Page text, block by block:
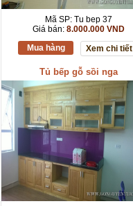
Mã SP: Tu bep 37
Giá bán: 8.000.000 VND
Mua hàng
Xem chi tiết
Tủ bếp gỗ sồi nga